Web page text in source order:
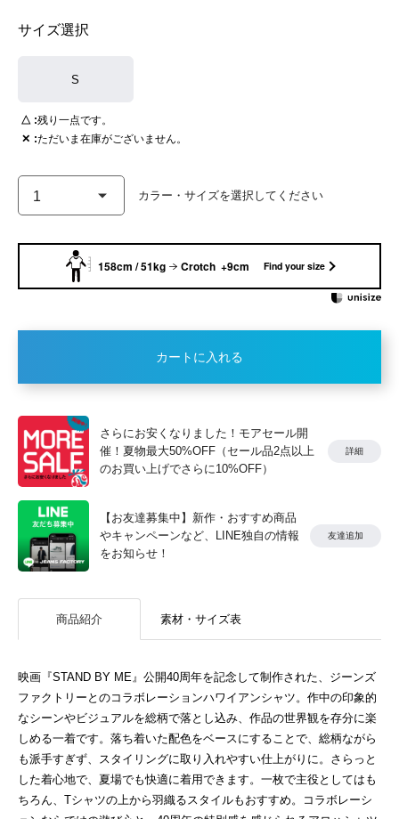
サイズ選択
S
△ 残り一点です。
✕
ただいま在庫がございません。
158cm / 51kg Crotch +9cm Find your size
カートに入れる
さらにお安くなりました！モアセール開
催！夏物最大50%OFF（セール品2点以上
のお買い上げでさらに10%OFF）
詳細
【お友達募集中】新作・おすすめ商品
やキャンペーンなど、LINE独自の情報
をお知らせ！
友達追加
商品紹介 素材・サイズ表
映画『STAND BY ME』公開40周年を記念して制作された、ジーンズ
ファクトリーとのコラボレーションハワイアンシャツ。作中の印象的
なシーンやビジュアルを総柄で落とし込み、作品の世界観を存分に楽
しめる一着です。落ち着いた配色をベースにすることで、総柄ながら
も派手すぎず、スタイリングに取り入れやすい仕上がりに。さらっと
した着心地で、夏場でも快適に着用できます。一枚で主役としてはも
ちろん、Tシャツの上から羽織るスタイルもおすすめ。コラボレーシ